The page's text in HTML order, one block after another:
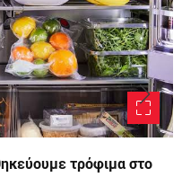
τρόφιμα στο